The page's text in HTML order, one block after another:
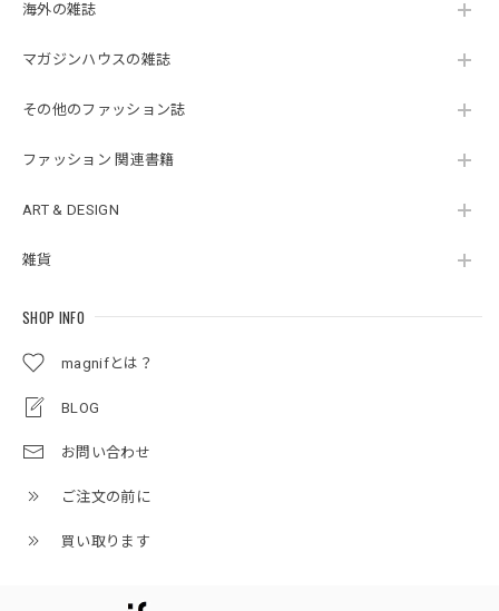
海外の雑誌
マガジンハウスの雑誌
その他のファッション誌
ファッション 関連書籍
ART & DESIGN
雑貨
SHOP INFO
magnifとは？
BLOG
お問い合わせ
ご注文の前に
買い取ります